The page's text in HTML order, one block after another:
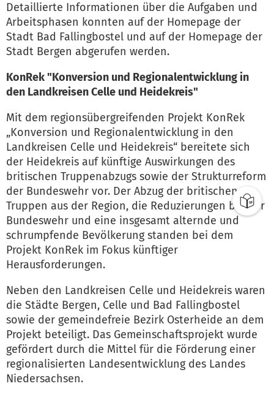
Detaillierte Informationen über die Aufgaben und
Arbeitsphasen konnten auf der Homepage der
Stadt Bad Fallingbostel und auf der Homepage der
Stadt Bergen abgerufen werden.
KonRek "Konversion und Regionalentwicklung in
den Landkreisen Celle und Heidekreis"
Mit dem regionsübergreifenden Projekt KonRek
„Konversion und Regionalentwicklung in den
Landkreisen Celle und Heidekreis“ bereitete sich
der Heidekreis auf künftige Auswirkungen des
britischen Truppenabzugs sowie der Strukturreform
der Bundeswehr vor. Der Abzug der britischen
Truppen aus der Region, die Reduzierungen bei der
Bundeswehr und eine insgesamt alternde und
schrumpfende Bevölkerung standen bei dem
Projekt KonRek im Fokus künftiger
Herausforderungen.
Neben den Landkreisen Celle und Heidekreis waren
die Städte Bergen, Celle und Bad Fallingbostel
sowie der gemeindefreie Bezirk Osterheide an dem
Projekt beteiligt. Das Gemeinschaftsprojekt wurde
gefördert durch die Mittel für die Förderung einer
regionalisierten Landesentwicklung des Landes
Niedersachsen.